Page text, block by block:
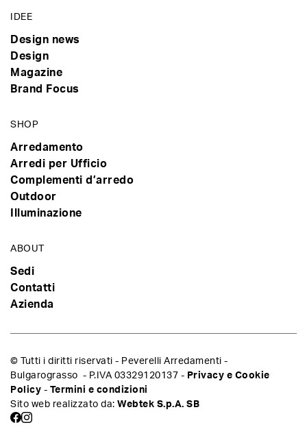
IDEE
Design news
Design
Magazine
Brand Focus
SHOP
Arredamento
Arredi per Ufficio
Complementi d’arredo
Outdoor
Illuminazione
ABOUT
Sedi
Contatti
Azienda
© Tutti i diritti riservati - Peverelli Arredamenti -
Bulgarograsso - P.IVA 03329120137 - Privacy e Cookie
Policy - Termini e condizioni
Sito web realizzato da: Webtek S.p.A. SB